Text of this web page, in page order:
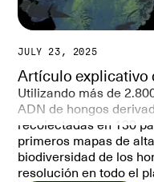
JULY 23, 2025
Artículo explicativo
Utilizando más de
ADN de hongos
recolectadas en 130
primeros mapas de
biodiversidad de los
resolución en todo el